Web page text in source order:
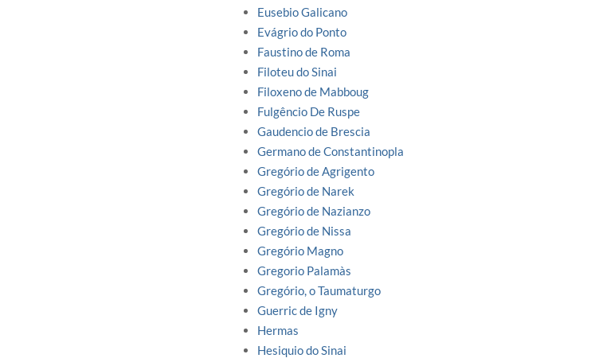
Eusebio Galicano
Evágrio do Ponto
Faustino de Roma
Filoteu do Sinai
Filoxeno de Mabboug
Fulgêncio De Ruspe
Gaudencio de Brescia
Germano de Constantinopla
Gregório de Agrigento
Gregório de Narek
Gregório de Nazianzo
Gregório de Nissa
Gregório Magno
Gregorio Palamàs
Gregório, o Taumaturgo
Guerric de Igny
Hermas
Hesiquio do Sinai